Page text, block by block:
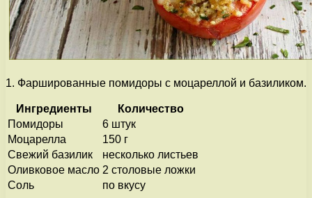
1. Фаршированные помидоры с моцареллой и базиликом.
Ингредиенты
Количество
Помидоры
6 штук
Моцарелла
150 г
Свежий базилик
несколько листьев
Оливковое масло 2 столовые ложки
Соль
по вкусу